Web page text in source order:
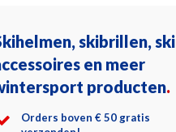
skibrillen, ski
en meer
producten.
Orders boven € 50 gratis